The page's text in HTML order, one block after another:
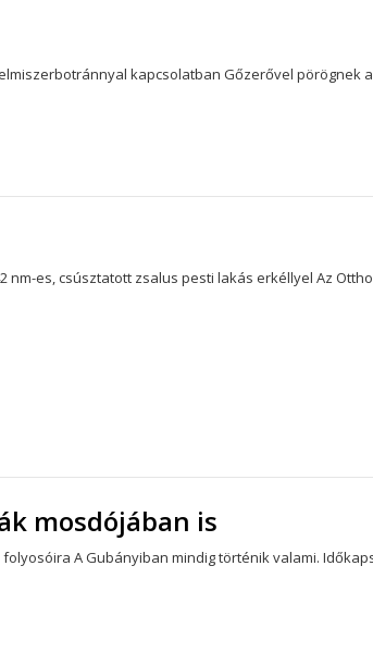
kapcsolatban Gőzerővel
nm-es, csúsztatott zsalus pesti lakás erkéllyel Az
mosdójában is
A Gubányiban mindig történik valami.